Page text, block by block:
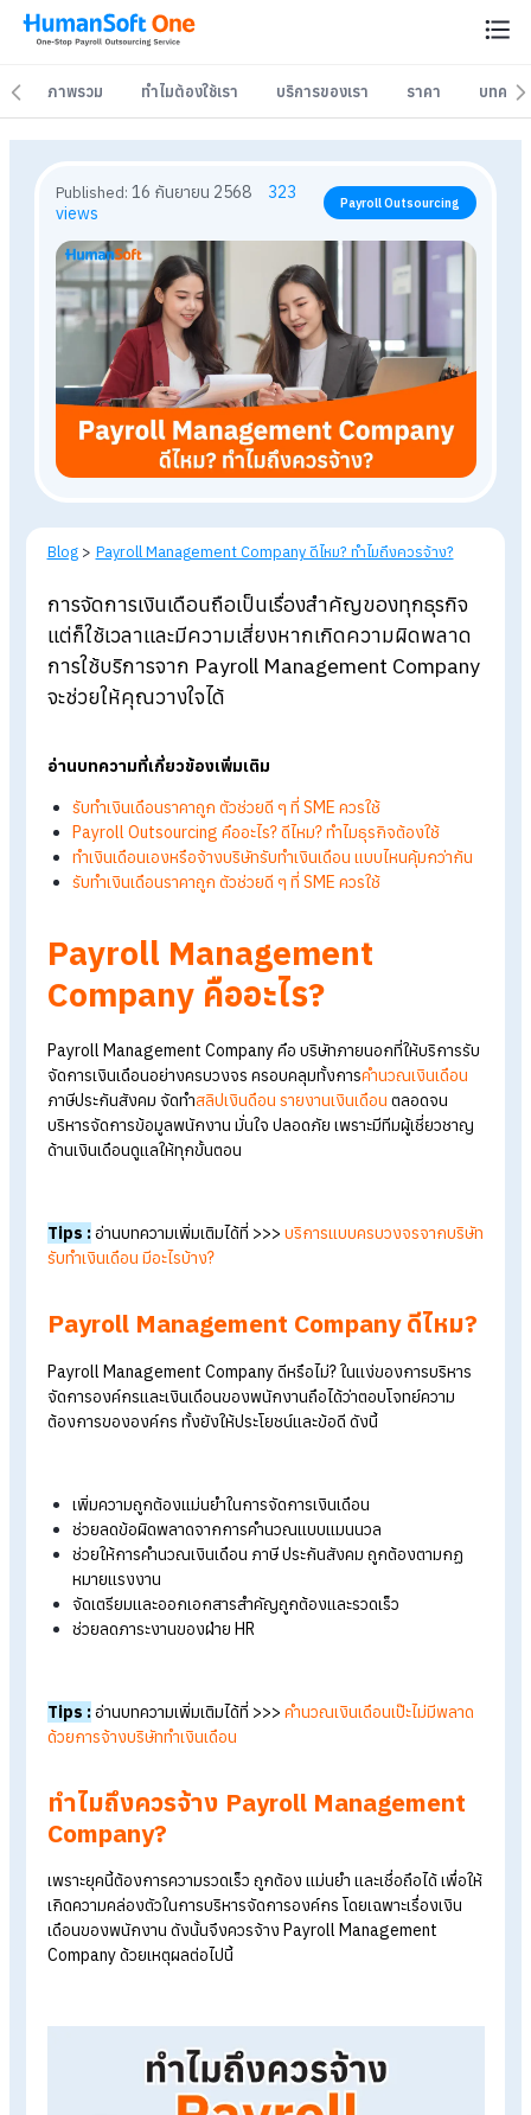
ภาพรวม ทำไมต้องใช้เรา บริการของเรา ราคา บทควา
ภาพรวม ทำไมต้องใช้เรา บริการของเรา ราคา บทควา
Published: 323
views
Blog > Payroll Management Company ดีไหม? ทำไมถึงควรจ้าง?
การจัดการเงินเดือนถือเป็นเรื่องสำคัญของทุกธุรกิ
การใช้บริการจาก Payroll Management
จะช่วยให้คุณวางใจได้
อ่านบทความที่เกี่ยวข้องเพิ่มเติม
Payroll Outsourcing คืออะไร? ดีไหม? ทำไมธุรกิจต้องใช้
ทำเงินเดือนเองหรือจ้างบริษัทรับทำเงินเดือน แบบไหนคุ้มกว่า
รับทำเงินเดือนราคาถูก ตัวช่วยดี ๆ ที่ SME ควรใช้
Payroll Management
Company คืออะไร?
จัดการเงินเดือนอย่างครบวงจร ครอบคลุมทั้งการคำนวณเงินเดือ
ภาษีประกันสังคม จัดทำ
ด้านเงินเดือนดูแลให้ทุกขั้นตอน
Tips :อ่านบทความเพิ่มเติมได้ที่ >>>บริการแบบครบวงจรจากบ
Payroll Management Company ดีไห
Payroll Management Company ดีหรือไม่? ในแง่ของการบริห
จัดการองค์กรและเงินเดือนของพนักงานถือได้ว่าตอบโจทย์ความ
ต้องการขององค์กร ทั้งยังให้ประโยชน์และข้อดี ดังนี้
เพิ่มความถูกต้องแม่นยำในการจัดการเงินเดือน
ช่วยลดข้อผิดพลาดจากการคำนวณแบบแมนนวล
หมายแรงงาน
จัดเตรียมและออกเอกสารสำคัญถูกต้องและรวดเร็ว
Tips :อ่านบทความเพิ่มเติมได้ที่ >>>
ทำไมถึงควรจ้าง Payroll Management
Company?